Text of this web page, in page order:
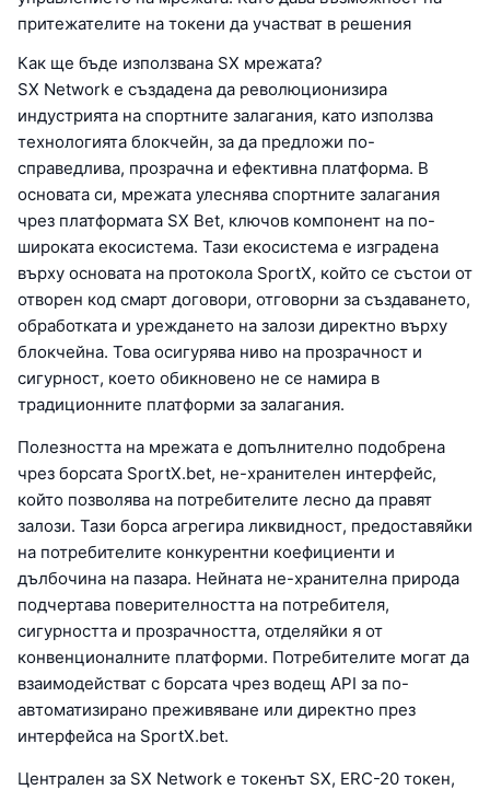
притежателите на токени да участват в решения
Как ще бъде използвана SX мрежата?
SX Network е създадена да революционизира
индустрията на спортните залагания, като използва
технологията блокчейн, за да предложи по-
справедлива, прозрачна и ефективна платформа. В
основата си, мрежата улеснява спортните залагания
чрез платформата SX Bet, ключов компонент на по-
широката екосистема. Тази екосистема е изградена
върху основата на протокола SportX, който се състои от
отворен код смарт договори, отговорни за създаването,
обработката и уреждането на залози директно върху
блокчейна. Това осигурява ниво на прозрачност и
сигурност, което обикновено не се намира в
традиционните платформи за залагания.
Полезността на мрежата е допълнително подобрена
чрез борсата SportX.bet, не-хранителен интерфейс,
който позволява на потребителите лесно да правят
залози. Тази борса агрегира ликвидност, предоставяйки
на потребителите конкурентни коефициенти и
дълбочина на пазара. Нейната не-хранителна природа
подчертава поверителността на потребителя,
сигурността и прозрачността, отделяйки я от
конвенционалните платформи. Потребителите могат да
взаимодействат с борсата чрез водещ API за по-
автоматизирано преживяване или директно през
интерфейса на SportX.bet.
Централен за SX Network е токенът SX, ERC-20 токен,